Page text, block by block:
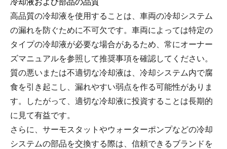
高品質の冷却液を使用することは、車両の冷却システム
の漏れを防ぐために不可欠です。車両によっては特定の
タイプの冷却液が必要な場合があるため、常にオーナー
ズマニュアルを参照して推奨事項を確認してください。
質の悪いまたは不適切な冷却液は、冷却システム内で腐
食を引き起こし、漏れやすい弱点を作る可能性がありま
す。したがって、適切な冷却液に投資することは長期的
に見て有益です。
さらに、サーモスタットやウォーターポンプなどの冷却
システムの部品を交換する際は、信頼できるブランドを